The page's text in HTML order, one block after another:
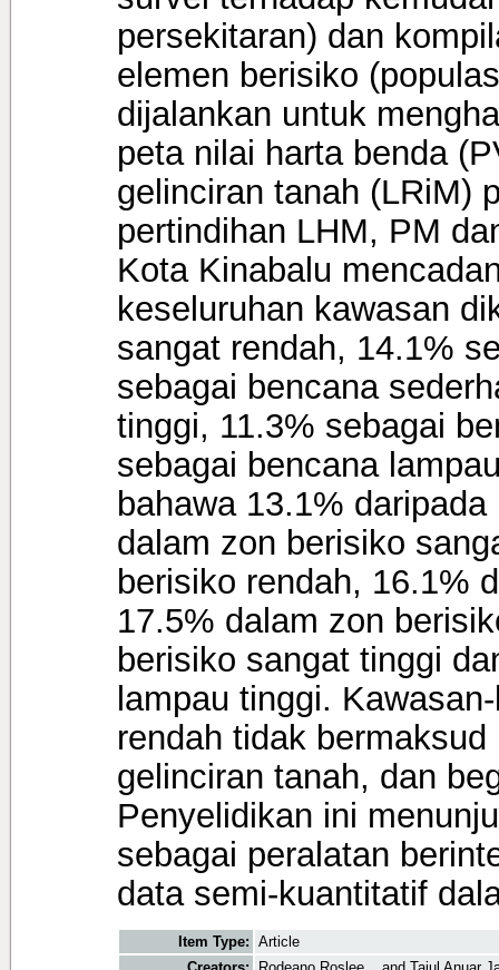
persekitaran) dan
elemen berisiko
dijalankan untuk
peta nilai harta benda
gelinciran tanah (LRiM)
pertindihan LHM, PM
Kota Kinabalu
keseluruhan kawasan
sangat rendah, 14.1%
sebagai bencana
tinggi, 11.3% sebagai
sebagai bencana
bahawa 13.1%
dalam zon berisiko
berisiko rendah, 16.1%
17.5% dalam zon
berisiko sangat tinggi
lampau tinggi.
rendah tidak
gelinciran tanah, dan
Penyelidikan ini
sebagai peralatan
data semi-kuantitatif
Item Type: Article